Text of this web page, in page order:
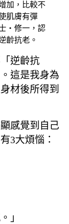
加，比較不
肌膚有彈
‧修一，認
齡抗老。
逆齡抗
這是我身為
材後所得到
感覺到自己
3大煩惱：
」